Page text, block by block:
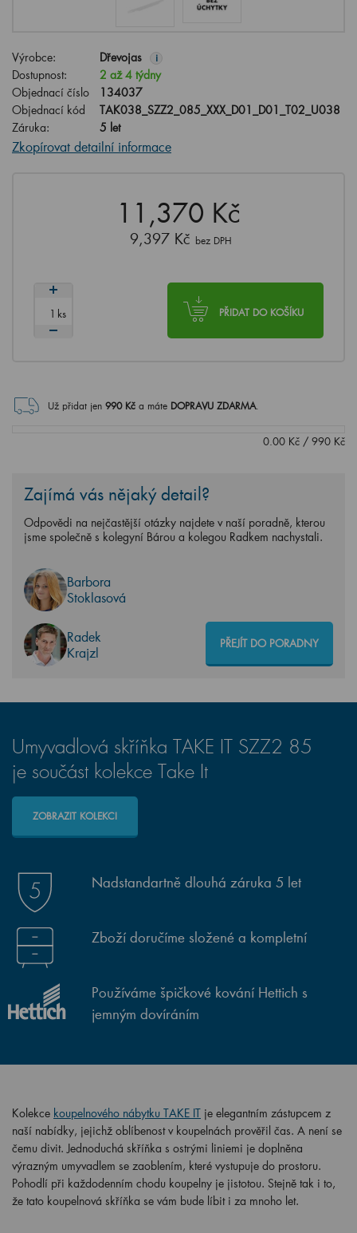
Výrobce: Dřevojas i
Dostupnost:
2 až 4 týdny
Objednací číslo
134037
Objednací kód
TAK038_SZZ2_085_XXX_D01_D01_T02_U038
Záruka:
5 let
Zkopírovat detailní informace
11,370 Kč
9,397 Kč bez DPH
PŘIDAT DO KOŠÍKU
ks
Už přidat jen 990Kč a máte DOPRAVU ZDARMA.
0.00 Kč / 990 Kč
Zajímá vás nějaký detail?
Odpovědi na nejčastější otázky najdete v naší poradně, kterou
jsme společně s kolegyní Bárou a kolegou Radkem nachystali.
Barbora
Stoklasová
Radek
Krajzl
PŘEJÍT DO PORADNY
Umyvadlová skříňka TAKE IT SZZ2 85
je součást kolekce Take It
ZOBRAZIT KOLEKCI
Nadstandartně dlouhá záruka 5 let
Zboží doručíme složené a kompletní
Používáme špičkové kování Hettich s
jemným dovíráním
Kolekce koupelnového nábytku TAKE IT je elegantním zástupcem z
naší nabídky, jejichž oblíbenost v koupelnách prověřil čas. A není se
čemu divit. Jednoduchá skříňka s ostrými liniemi je doplněna
výrazným umyvadlem se zaoblením, které vystupuje do prostoru.
Pohodlí při každodenním chodu koupelny je jistotou. Stejně tak i to,
že tato koupelnová skříňka se vám bude líbit i za mnoho let.